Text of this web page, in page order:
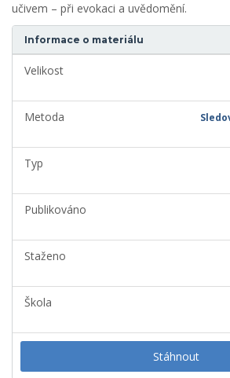
učivem – při evokaci a uvědomění.
Informace o materiálu
Velikost
Metoda
Typ
Publikováno
Staženo
Škola
Stáhnout